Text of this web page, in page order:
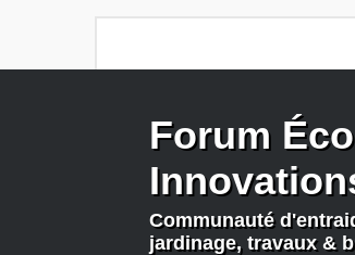
Forum
Communauté
jardinage, travaux &